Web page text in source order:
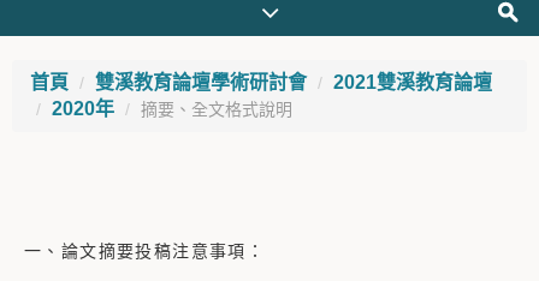
首頁 雙溪教育論壇學術研討會
2021雙溪教育論壇
2020年
摘要、全文格式說明
一、論文摘要投稿注意事項：